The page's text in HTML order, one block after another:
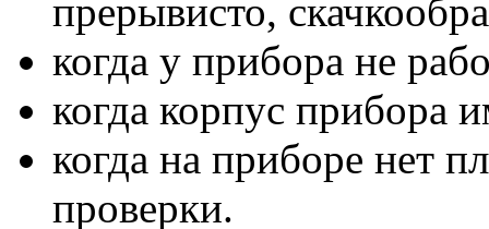
прерывисто,
когда у прибора не
когда корпус прибора
когда на приборе нет
проверки.